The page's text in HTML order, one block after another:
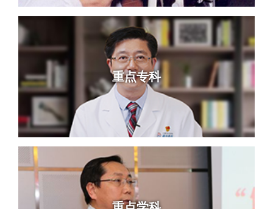
重点专科